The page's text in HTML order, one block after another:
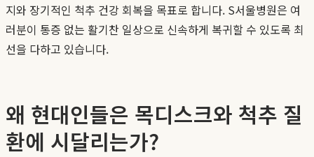
지와 장기적인 척추 건강 회복을 목표로 합니다. S서울병원은 여
러분이 통증 없는 활기찬 일상으로 신속하게 복귀할 수 있도록 최
선을 다하고 있습니다.
왜 현대인들은 목디스크와 척추 질
환에 시달리는가?